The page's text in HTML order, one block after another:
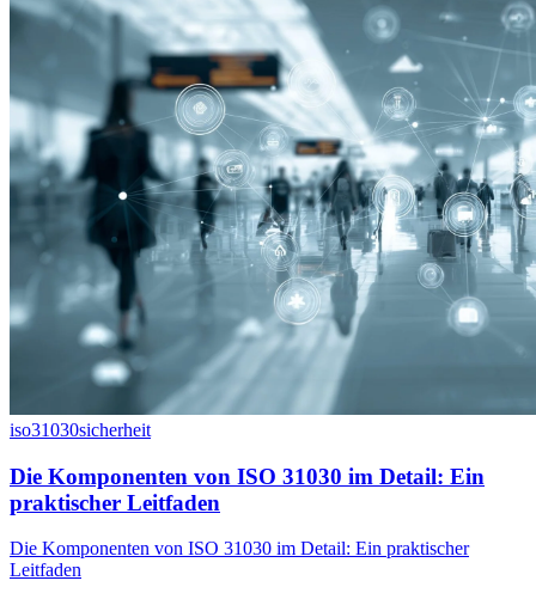
iso31030sicherheit
Die Komponenten von ISO 31030 im Detail: Ein
praktischer Leitfaden
Die Komponenten von ISO 31030 im Detail: Ein praktischer
Leitfaden